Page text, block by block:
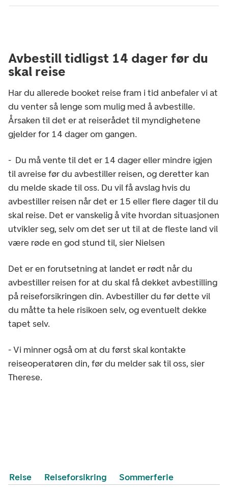
Avbestill tidligst 14 dager før du
skal reise
Har du allerede booket reise fram i tid anbefaler vi at
du venter så lenge som mulig med å avbestille.
Årsaken til det er at reiserådet til myndighetene
gjelder for 14 dager om gangen.
- Du må vente til det er 14 dager eller mindre igjen
til avreise før du avbestiller reisen, og deretter kan
du melde skade til oss. Du vil få avslag hvis du
avbestiller reisen når det er 15 eller flere dager til du
skal reise. Det er vanskelig å vite hvordan situasjonen
utvikler seg, selv om det ser ut til at de fleste land vil
være røde en god stund til, sier Nielsen
Det er en forutsetning at landet er rødt når du
avbestiller reisen for at du skal få dekket avbestilling
på reiseforsikringen din. Avbestiller du før dette vil
du måtte ta hele risikoen selv, og eventuelt dekke
tapet selv.
- Vi minner også om at du først skal kontakte
reiseoperatøren din, før du melder sak til oss, sier
Therese.
Reise Reiseforsikring Sommerferie